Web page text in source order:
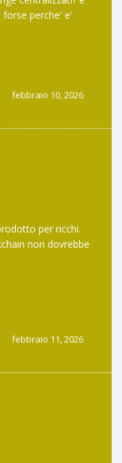
perche' e'
febbraio 10, 2026
per ricchi.
non dovrebbe
febbraio 11, 2026